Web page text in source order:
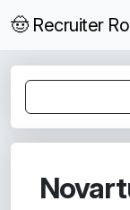
🤠 Recruiter